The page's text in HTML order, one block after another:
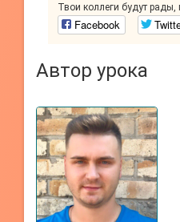
Твои коллеги будут рады,
Facebook
Автор урока